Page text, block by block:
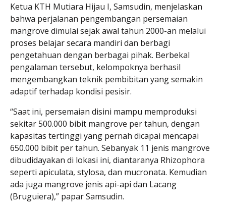
Ketua KTH Mutiara Hijau I, Samsudin, menjelaskan
bahwa perjalanan pengembangan persemaian
mangrove dimulai sejak awal tahun 2000-an melalui
proses belajar secara mandiri dan berbagi
pengetahuan dengan berbagai pihak. Berbekal
pengalaman tersebut, kelompoknya berhasil
mengembangkan teknik pembibitan yang semakin
adaptif terhadap kondisi pesisir.
“Saat ini, persemaian disini mampu memproduksi
sekitar 500.000 bibit mangrove per tahun, dengan
kapasitas tertinggi yang pernah dicapai mencapai
650.000 bibit per tahun. Sebanyak 11 jenis mangrove
dibudidayakan di lokasi ini, diantaranya Rhizophora
seperti apiculata, stylosa, dan mucronata. Kemudian
ada juga mangrove jenis api-api dan Lacang
(Bruguiera),” papar Samsudin.